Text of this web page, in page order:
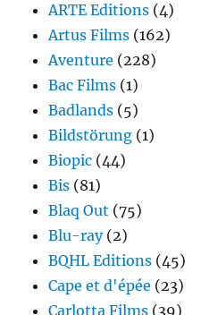
ARTE Editions (4)
Artus Films (162)
Aventure (228)
Bac Films (1)
Badlands (5)
Bildstörung (1)
Biopic (44)
Bis (81)
Blaq Out (75)
Blu-ray(2)
BQHL Editions (45)
Cape et d'épée (23)
Carlotta Films (39)